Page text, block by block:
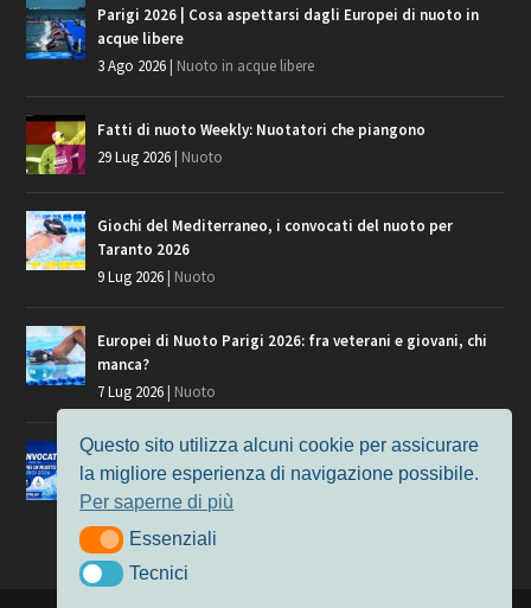
Parigi 2026 | Cosa aspettarsi dagli Europei di nuoto in
acque libere
3 Ago 2026| Nuoto in acque libere
Fatti di nuoto Weekly: Nuotatori che piangono
29 Lug 2026| Nuoto
Giochi del Mediterraneo, i convocati del nuoto per
Taranto 2026
9 Lug 2026| Nuoto
Europei di Nuoto Parigi 2026: fra veterani e giovani, chi
manca?
7 Lug 2026| Nuoto
Europei di Nuoto, i convocati per Parigi 2026
3 Lug 2026|Nuoto
Questo sito utilizza alcuni cookie per assicurare
la migliore esperienza di navigazione possibile.
Per saperne di più
EssenzialiEssenziali
TecniciTecnici